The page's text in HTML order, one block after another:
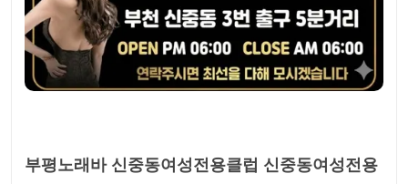
부평노래바 신중동여성전용클럽 신중동여성전용